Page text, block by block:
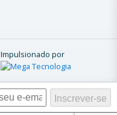
Impulsionado por